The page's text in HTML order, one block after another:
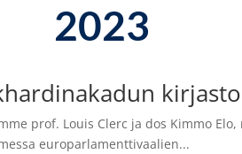
2023
prof. Louis Clerc ja dos Kimmo
europarlamenttivaalien...